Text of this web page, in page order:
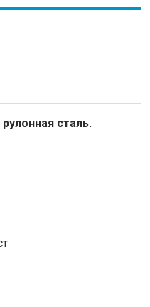
сталь.